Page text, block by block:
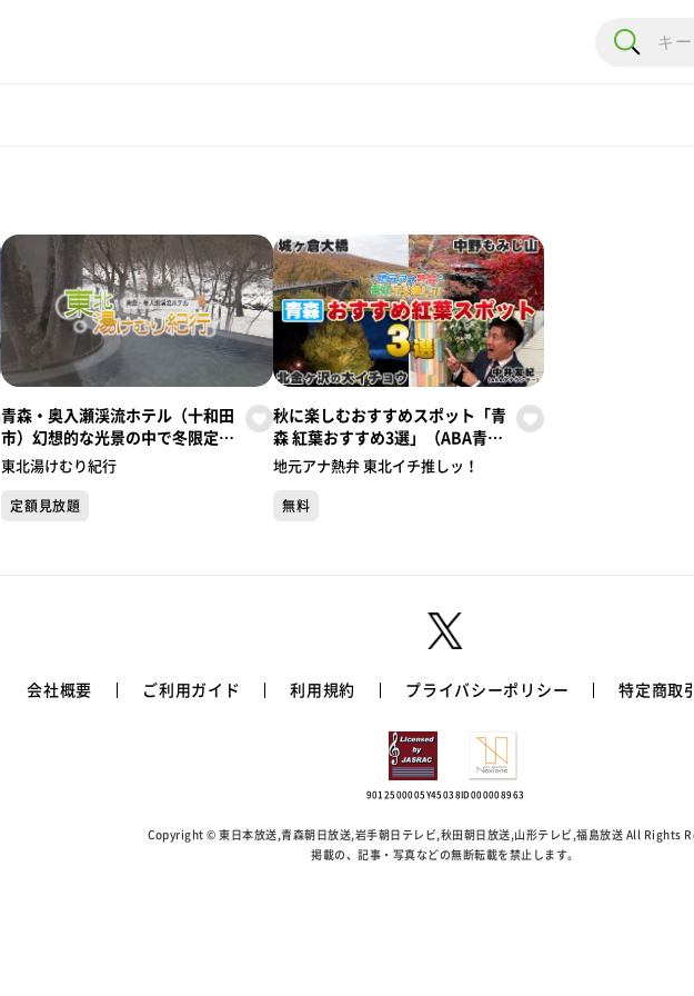
青森・奥入瀬渓流ホテル（十和田
市）幻想的な光景の中で冬限定の
露天風呂 ～「東北湯けむり紀
東北湯けむり紀行
定額見放題
秋に楽しむおすすめスポット「青
森 紅葉おすすめ3選」（ABA青森
朝日放送／中井アナウンサー）
ッ！】
地元アナ熱弁 東北イチ推しッ！
無料
会社概要 ご利用ガイド 利用規約 プライバシーポリシー 特定商取
9012500005Y45038 ID000008963
Copyright © 東日本放送,青森朝日放送,岩手朝日テレビ,秋田朝日放送, 山形テレビ,福島放送 All Rights
掲載の、記事・写真などの無断転載を禁止します。